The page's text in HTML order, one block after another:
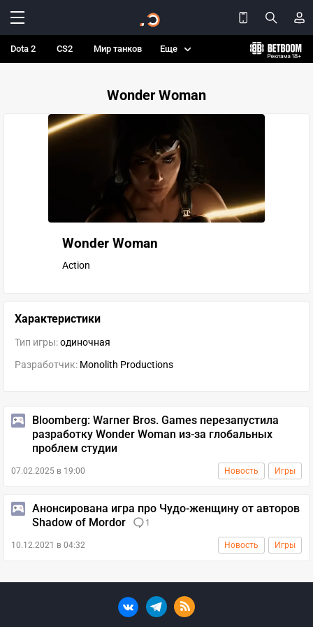
Dota 2 CS2 Мир танков Еще
Wonder Woman
Wonder Woman
Action
Характеристики
Тип игры:одиночная
Разработчик: Monolith Productions
Bloomberg: Warner Bros. Games перезапустила
разработку Wonder Woman из-за глобальных
проблем студии
07.02.2025 в 19:00 Новость Игры
Анонсирована игра про Чудо-женщину от авторов
Shadow of Mordor
1
10.12.2021 в 04:32 Новость Игры